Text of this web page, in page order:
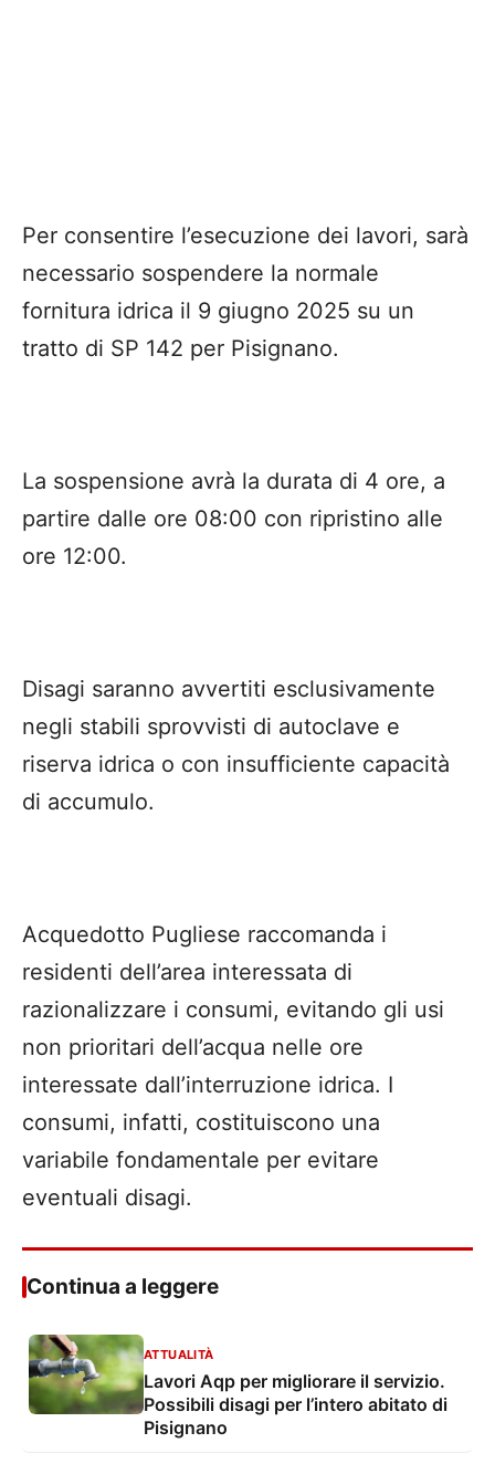
Per consentire l’esecuzione dei lavori, sarà
necessario sospendere la normale
fornitura idrica il 9 giugno 2025 su un
tratto di SP 142 per Pisignano.
La sospensione avrà la durata di 4 ore, a
partire dalle ore 08:00 con ripristino alle
ore 12:00.
Disagi saranno avvertiti esclusivamente
negli stabili sprovvisti di autoclave e
riserva idrica o con insufficiente capacità
di accumulo.
Acquedotto Pugliese raccomanda i
residenti dell’area interessata di
razionalizzare i consumi, evitando gli usi
non prioritari dell’acqua nelle ore
interessate dall’interruzione idrica. I
consumi, infatti, costituiscono una
variabile fondamentale per evitare
eventuali disagi.
Continua a leggere
ATTUALITÀ
Lavori Aqp per migliorare il servizio.
Possibili disagi per l’intero abitato di
Pisignano